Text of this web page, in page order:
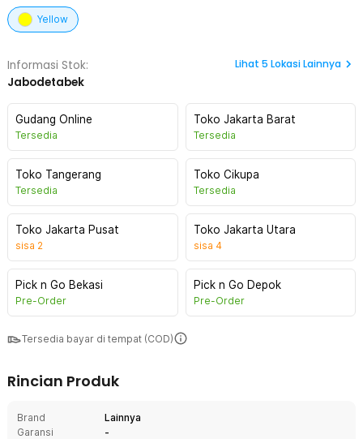
Yellow
Informasi Stok:
Jabodetabek
Lihat 5 Lokasi Lainnya
Gudang Online
Tersedia
Toko Jakarta Barat
Tersedia
Toko Tangerang
Tersedia
Toko Cikupa
Tersedia
Toko Jakarta Pusat
sisa 2
Toko Jakarta Utara
sisa 4
Pick n Go Bekasi
Pre-Order
Pick n Go Depok
Pre-Order
Tersedia bayar di tempat (COD)
Rincian Produk
Brand
Lainnya
Garansi
-